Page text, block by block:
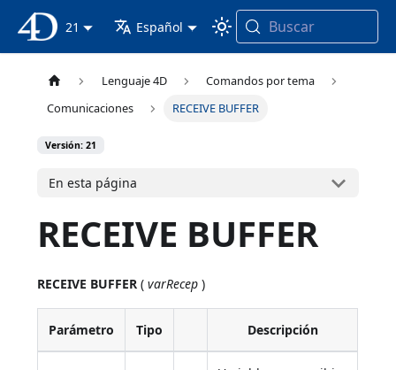
Documentación 4D
21 Español Buscar
Lenguaje 4D
Comandos por tema
Comunicaciones
RECEIVE BUFFER
Versión: 21
En esta página
RECEIVE BUFFER
RECEIVE BUFFER (varRecep )
Parámetro Tipo Descripción